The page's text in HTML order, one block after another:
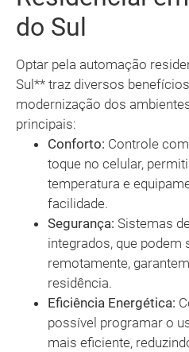
do Sul
Optar pela automação
Sul** traz diversos
modernização dos
principais:
Conforto: Controle
toque no celular,
temperatura e
facilidade.
Segurança: Sistemas
integrados, que podem
remotamente,
residência.
Eficiência Energética:
possível programar o
mais eficiente,